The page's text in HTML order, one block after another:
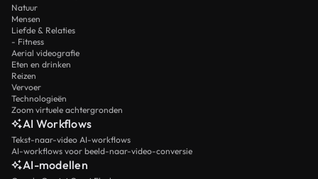
Natuur
Mensen
Liefde & Relaties
- Fitness
Aerial videografie
Eten en drinken
Reizen
Vervoer
Technologieën
Zoom virtuele achtergronden
AI Workflows
Tekst-naar-video AI-workflows
AI-workflows voor beeld-naar-video-conversie
AI-modellen